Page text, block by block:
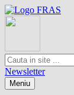
Newsletter
Meniu